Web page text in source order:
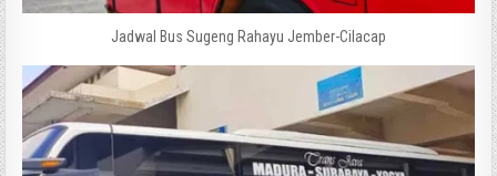
Jadwal Bus Sugeng Rahayu Jember-Cilacap